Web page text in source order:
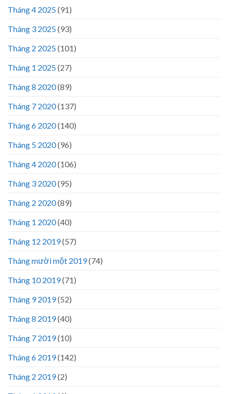
Tháng 4 2025(91)
Tháng 3 2025(93)
Tháng 2 2025(101)
Tháng 1 2025(27)
Tháng 8 2020(89)
Tháng 7 2020(137)
Tháng 6 2020(140)
Tháng 5 2020(96)
Tháng 4 2020(106)
Tháng 3 2020(95)
Tháng 2 2020(89)
Tháng 1 2020(40)
Tháng 12 2019(57)
Tháng mười một 2019(74)
Tháng 10 2019(71)
Tháng 9 2019(52)
Tháng 8 2019(40)
Tháng 7 2019(10)
Tháng 6 2019(142)
Tháng 2 2019(2)